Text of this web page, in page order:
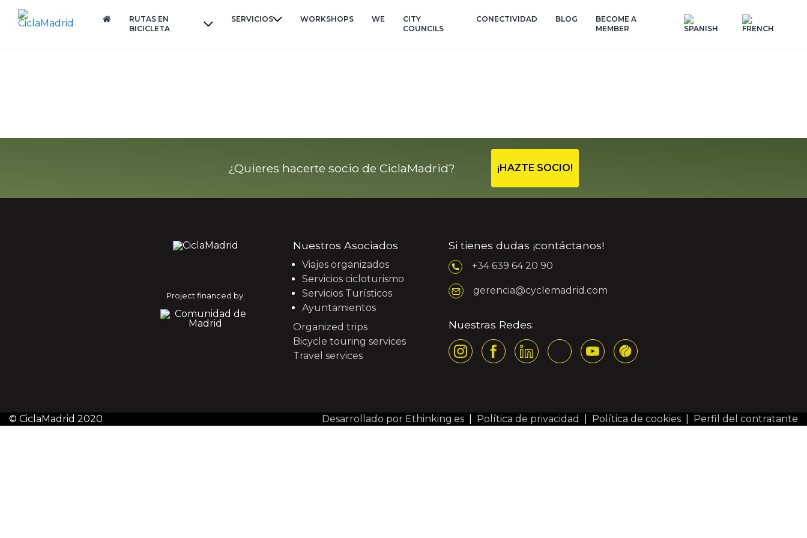
RUTAS EN
BICICLETA
SERVICIOS WORKSHOPS WE
CITY
COUNCILS
CONECTIVIDAD BLOG
BECOME A
MEMBER
¿Quieres hacerte socio de CiclaMadrid? ¡HAZTE SOCIO!
Project financed by:
Nuestros Asociados
Viajes organizados
Servicios cicloturismo
Servicios Turísticos
Ayuntamientos
Organized trips
Bicycle touring services
Travel services
Si tienes dudas ¡contáctanos!
+34 639 64 20 90
gerencia@cyclemadrid.com
Nuestras Redes:
© CiclaMadrid 2020 Desarrollado por Ethinking.es Política de privacidad Política de cookies Perfil del contratante